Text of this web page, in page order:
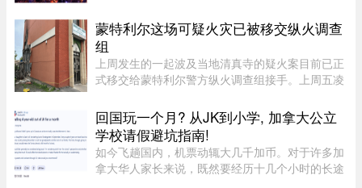
（OP）表示，自己刚被裁员，此前的年薪高达30
万加元，但如今重返求职市场时却无奈地发现，同
类岗 ...
蒙特利尔这场可疑火灾已被移交纵火调查
组
上周发生的一起波及当地清真寺的疑火案目前已正
式移交给蒙特利尔警方纵火调查组接手。上周五凌
Côte-des-Neiges–Notre-Dame-de-Grâce 区的
Courtrai Avenue，停在两 ...
回国玩一个月? 从JK到小学, 加拿大公立
学校请假避坑指南!
如今飞趟国内，机票动辄大几千加币。对于许多加
拿大华人家长来说，既然要经历十几个小时的长途